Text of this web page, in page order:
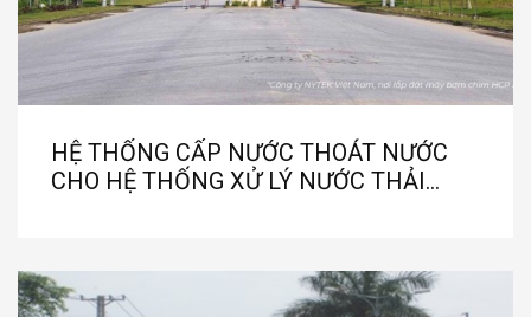
HỆ THỐNG CẤP NƯỚC THOÁT NƯỚC
CHO HỆ THỐNG XỬ LÝ NƯỚC THẢI